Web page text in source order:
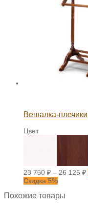
Вешалка-плечики
Цвет
23 750 ₽ – 26 125 ₽
Скидка 5%
Похожие товары